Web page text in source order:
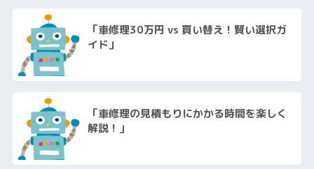
「車修理30万円 vs 買い替え！賢い選択ガ
イド」
「車修理の見積もりにかかる時間を楽しく
解説！」